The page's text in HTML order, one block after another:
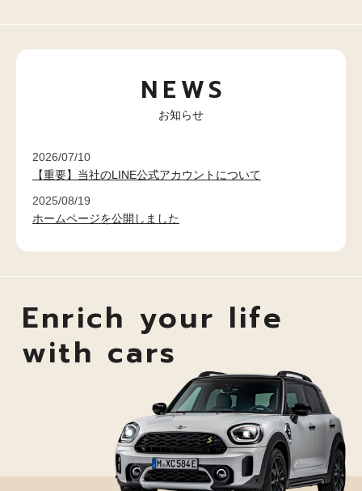
NEWS
お知らせ
2026/07/10
【重要】当社のLINE公式アカウントについて
2025/08/19
ホームページを公開しました
Enrich your life
with cars